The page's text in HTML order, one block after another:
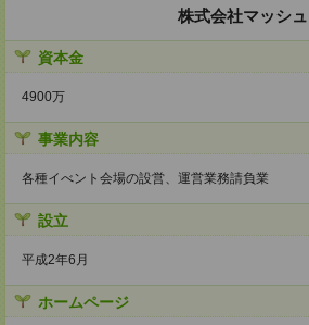
株式会社マッシュ
資本金
4900万
事業内容
各種イべント会場の設営、運営業務請負業
設立
平成2年6月
ホームページ